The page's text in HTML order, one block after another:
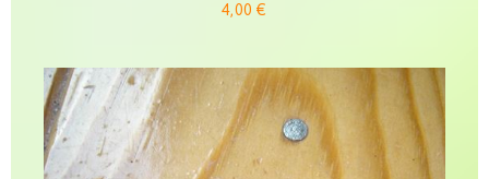
4,00 €